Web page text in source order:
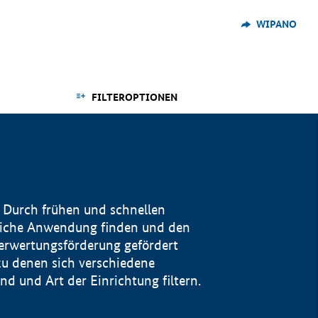
WIPANO
FILTEROPTIONEN
frühen und schnellen
Anwendung finden und den
gefördert
denen sich verschiedene
und Art der Einrichtung filtern.